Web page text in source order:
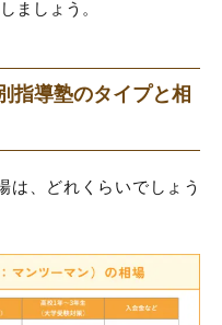
ましょう。
指導塾のタイプと相
は、どれくらいでしょう